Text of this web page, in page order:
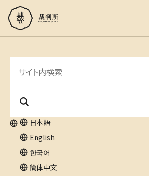
日本語
English
한국어
簡体中文
サ
内
検
索